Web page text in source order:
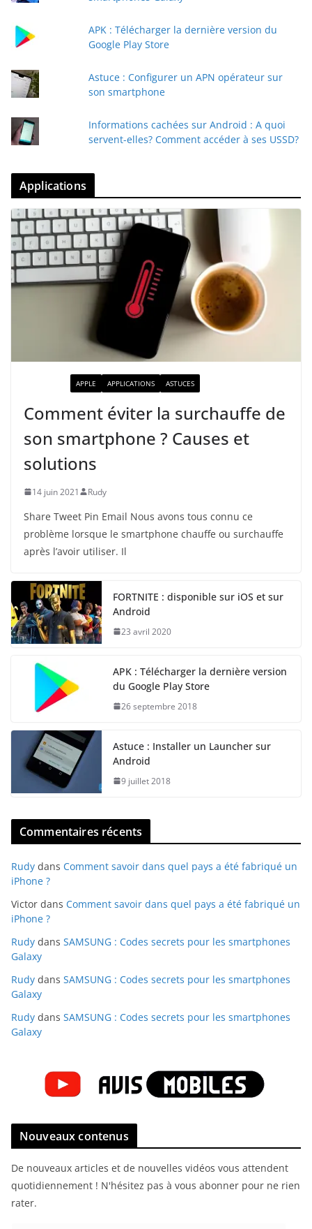
APK : Télécharger la dernière version du
Google Play Store
Astuce : Configurer un APN opérateur sur
son smartphone
Informations cachées sur Android : A quoi
servent-elles? Comment accéder à ses USSD?
Applications
APPLE APPLICATIONS ASTUCES
Comment éviter la surchauffe de
son smartphone ? Causes et
solutions
14 juin 2021 Rudy
Share Tweet Pin Email Nous avons tous connu ce
problème lorsque le smartphone chauffe ou surchauffe
après l’avoir utiliser. Il
FORTNITE : disponible sur iOS et sur
Android
23 avril 2020
APK : Télécharger la dernière version
du Google Play Store
26 septembre 2018
Astuce : Installer un Launcher sur
Android
9 juillet 2018
Commentaires récents
Rudy dans Comment savoir dans quel pays a été fabriqué un
iPhone ?
Victor dans Comment savoir dans quel pays a été fabriqué un
iPhone ?
Rudy dans SAMSUNG : Codes secrets pour les smartphones
Galaxy
Rudy dans SAMSUNG : Codes secrets pour les smartphones
Galaxy
Rudy dans SAMSUNG : Codes secrets pour les smartphones
Galaxy
Nouveaux contenus
De nouveaux articles et de nouvelles vidéos vous attendent
quotidiennement ! N'hésitez pas à vous abonner pour ne rien
rater.